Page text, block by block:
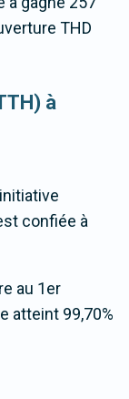
THD
à
confiée à
au 1er
atteint 99,70%